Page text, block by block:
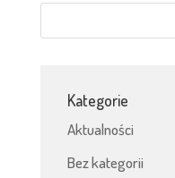
Kategorie
Aktualności
Bez kategorii